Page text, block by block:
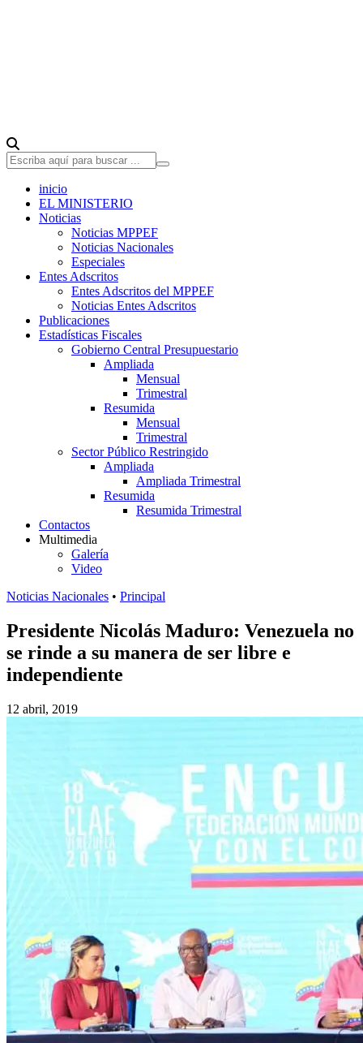
inicio
EL MINISTERIO
Noticias
Noticias MPPEF
Noticias Nacionales
Especiales
Entes Adscritos
Entes Adscritos del MPPEF
Noticias Entes Adscritos
Publicaciones
Estadísticas Fiscales
Gobierno Central Presupuestario
Ampliada
Mensual
Trimestral
Resumida
Mensual
Trimestral
Sector Público Restringido
Ampliada
Ampliada Trimestral
Resumida
Resumida Trimestral
Contactos
Multimedia
Galería
Video
Noticias Nacionales • Principal
Presidente Nicolás Maduro: Venezuela no
se rinde a su manera de ser libre e
independiente
12 abril, 2019